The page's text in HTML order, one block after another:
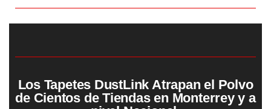
Los Tapetes DustLink Atrapan el Polvo
de Cientos de Tiendas en Monterrey y a